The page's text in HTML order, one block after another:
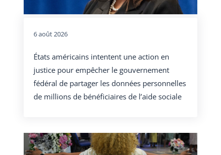
6 août 2026
États américains intentent une action en
justice pour empêcher le gouvernement
fédéral de partager les données personnelles
de millions de bénéficiaires de l’aide sociale